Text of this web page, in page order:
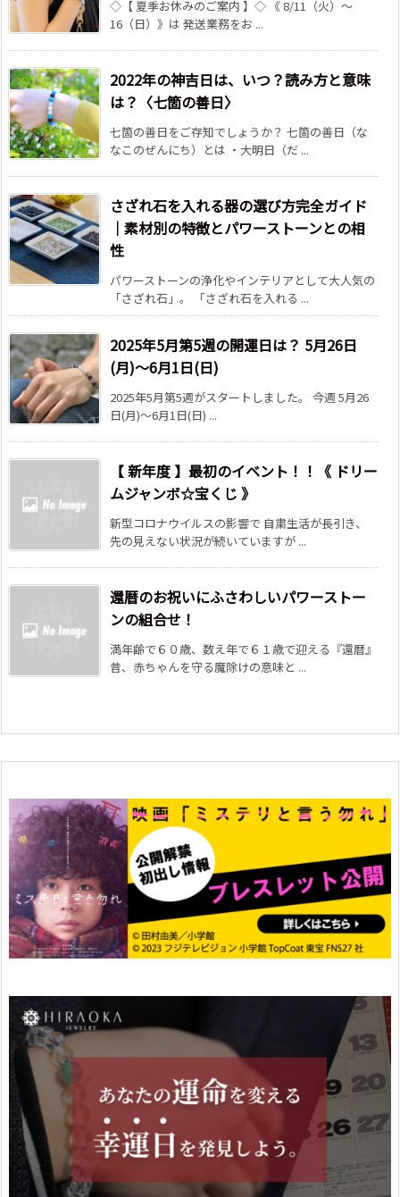
◇【 夏季お休みのご案内 】◇ 《 8/11（火）～
16（日）》は 発送業務をお ...
2022年の神吉日は、いつ？読み方と意味
は？〈七箇の善日〉
七箇の善日をご存知でしょうか？ 七箇の善日（な
なこのぜんにち）とは ・大明日（だ ...
さざれ石を入れる器の選び方完全ガイド
｜素材別の特徴とパワーストーンとの相
性
パワーストーンの浄化やインテリアとして大人気の
「さざれ石」。 「さざれ石を入れる ...
2025年5月第5週の開運日は？ 5月26日
(月)～6月1日(日)
2025年5月第5週がスタートしました。 今週 5月26
日(月)～6月1日(日) ...
【 新年度 】最初のイベント！！《 ドリー
ムジャンボ☆宝くじ 》
新型コロナウイルスの影響で 自粛生活が長引き、
先の見えない状況が続いていますが ...
還暦のお祝いにふさわしいパワーストー
ンの組合せ！
満年齢で６０歳、数え年で６１歳で迎える『還暦』
昔、赤ちゃんを守る魔除けの意味と ...